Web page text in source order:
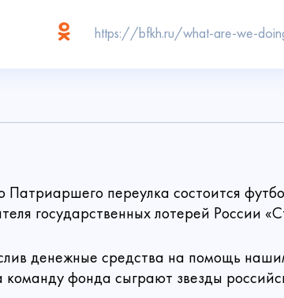
Патриаршего переулка состоится
государственных лотерей России
денежные средства на помощь
фонда сыграют звезды
Спасибо!
аккаунт
Способ